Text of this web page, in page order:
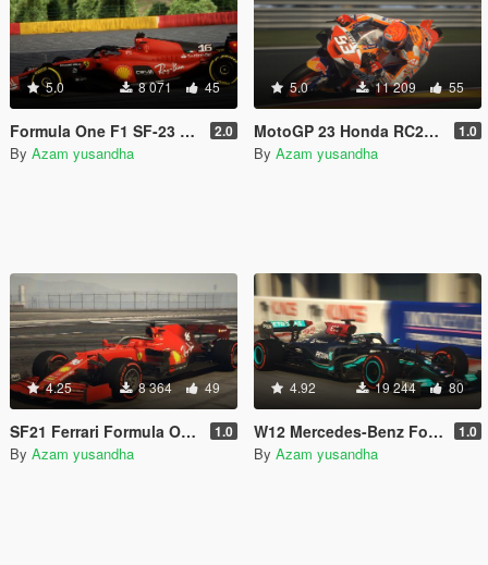
5.0 8 071 45
Formula One F1 SF-23 Ferrari 2023 [Add-On] 2.0
By Azam yusandha
5.0 11 209 55
MotoGP 23 Honda RC213V [Add-On] 1.0
By Azam yusandha
4.25 8 364 49
SF21 Ferrari Formula One F1 2021 [Add-On | Liveries] 1.0
By Azam yusandha
4.92 19 244 80
W12 Mercedes-Benz Formula One F1 2021 [Add-On | Liveries] 1.0
By Azam yusandha